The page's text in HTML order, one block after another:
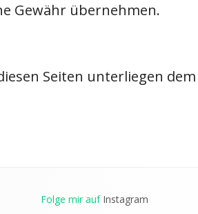
Gewähr übernehmen.
Seiten unterliegen dem
Folge mir auf Instagram